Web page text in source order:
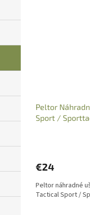
Peltor
Sport /
€24
Peltor náhradné
Tactical Sport /